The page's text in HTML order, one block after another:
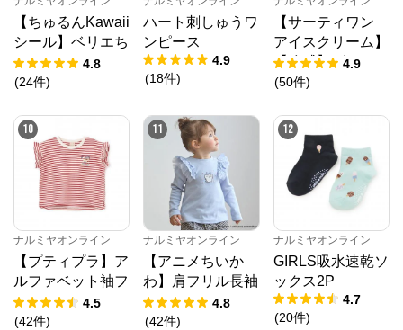
【ちゅるんKawaii
シール】ベリエち
ゃん
4.8
(24件)
ハート刺しゅうワ
ンピース
4.9
(18件)
【サーティワン
アイスクリーム】
【冷感】グラフィ
ック半袖Tシャツ
4.9
(50件)
10
ナルミヤオンライン
【プティプラ】ア
ルファベット袖フ
リルTシャツ
4.5
(42件)
11
ナルミヤオンライン
【アニメちいか
わ】肩フリル長袖
Tシャツ
4.8
(42件)
12
ナルミヤオンライン
GIRLS吸水速乾ソ
ックス2P
4.7
(20件)